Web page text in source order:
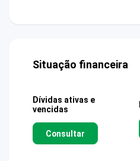
Situação financeira
Dívidas ativas e
vencidas
Consultar